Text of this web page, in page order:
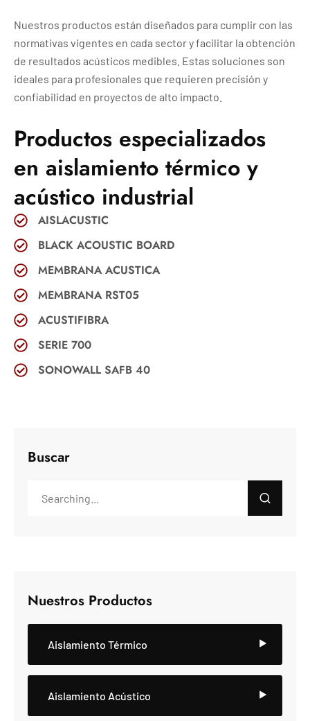
Nuestros productos están diseñados para cumplir con las
normativas vigentes en cada sector y facilitar la obtención
de resultados acústicos medibles. Estas soluciones son
ideales para profesionales que requieren precisión y
confiabilidad en proyectos de alto impacto.
Productos especializados
en aislamiento térmico y
acústico industrial
AISLACUSTIC
BLACK ACOUSTIC BOARD
MEMBRANA ACUSTICA
MEMBRANA RST05
ACUSTIFIBRA
SERIE 700
SONOWALL SAFB 40
Buscar
Nuestros Productos
Aislamiento Térmico
Aislamiento Acústico